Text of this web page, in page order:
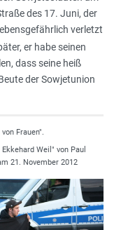
des 17. Juni, der
verletzt
er habe seinen
dass seine heiß
der Sowjetunion
Frauen".
Weil" von Paul
21. November 2012